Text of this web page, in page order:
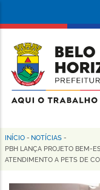
conteúdo
principal
da
Prefeitura
de
Horizonte
Trilha
de
INÍCIO - NOTÍCIAS -
PBH LANÇA PROJETO BEM-
ATENDIMENTO A PETS DE